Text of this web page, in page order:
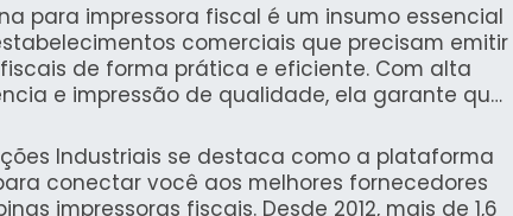
fidelidade, impactando diretamente a imagem
Impressoras profissionais aumentam a
rápida e confiável. Recursos como impressão
para impressora fiscal é um insumo essencial
comerciais que precisam emitir
de forma prática e eficiente. Com alta
e impressão de qualidade, ela garante que
de vendas e melhorando a experiência do
Industriais se destaca como a plataforma
conectar você aos melhores fornecedores
impressoras fiscais. Desde 2012, mais de 1,6